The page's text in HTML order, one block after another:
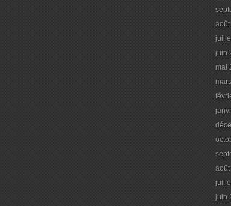
juin
mai
juin